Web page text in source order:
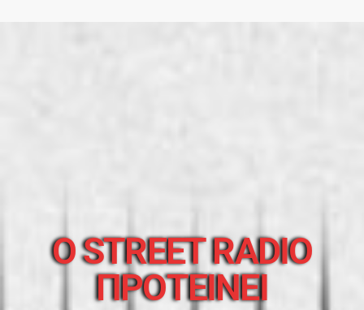
O STREET RADIO
ΠΡΟΤΕΙΝΕΙ